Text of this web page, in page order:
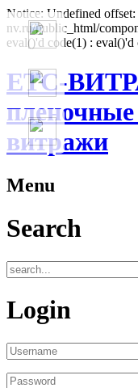
Notice: Undefined
nv.ru/public_html/
eval()'d code(1) :
ЕТС-
витражи
Menu
Search
Login